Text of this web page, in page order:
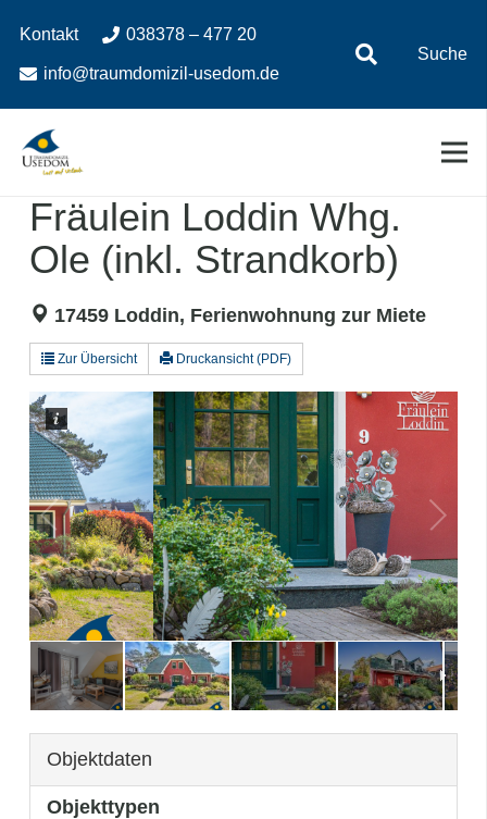
Inhalt
springen
Navigation
springen
Kontakt 038378 – 477 20
info@traumdomizil-usedom.de
Suche
Fräulein Loddin Whg.
Ole (inkl. Strandkorb)
17459 Loddin, Ferienwohnung zur Miete
Zur Übersicht Druckansicht (PDF)
3/41
Objektdaten
Objekttypen